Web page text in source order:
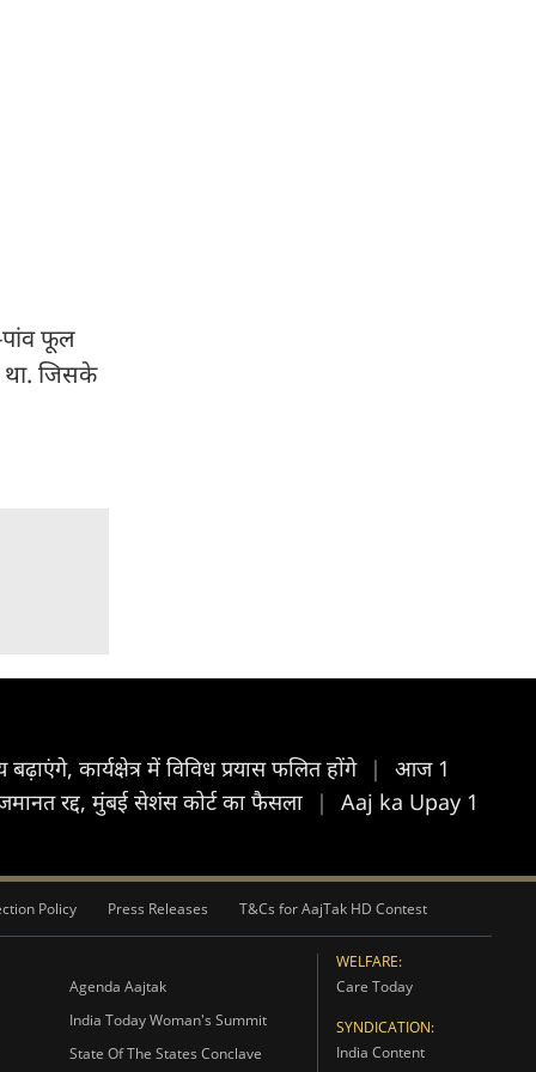
फूल
था. जिसके
कार्यक्षेत्र में विविध प्रयास फलित होंगे |
आज 1
रद्द, मुंबई सेशंस कोर्ट का फैसला |
Aaj ka Upay 1
Policy Press Releases T&Cs for AajTak HD Contest
Agenda Aajtak
India Today Woman's Summit
State Of The States Conclave
WELFARE:
Care Today
SYNDICATION:
India Content